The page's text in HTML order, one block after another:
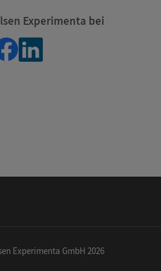
Experimenta bei
Experimenta GmbH 2026